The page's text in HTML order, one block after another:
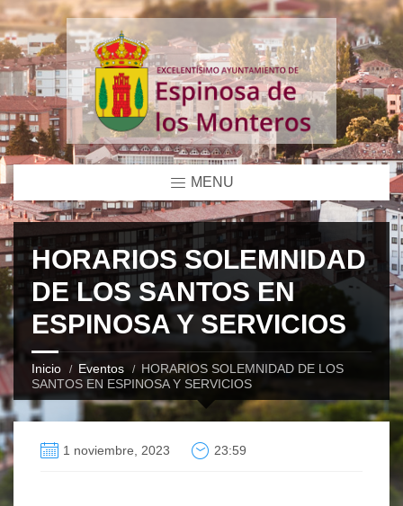
MENU
HORARIOS SOLEMNIDAD
DE LOS SANTOS EN
ESPINOSA Y SERVICIOS
Inicio Eventos
HORARIOS SOLEMNIDAD DE LOS
SANTOS EN ESPINOSA Y SERVICIOS
1 noviembre, 2023 23:59